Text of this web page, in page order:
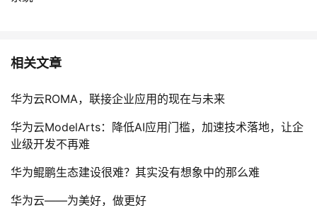
相关文章
华为云ROMA，联接企业应用的现在与未来
华为云ModelArts：降低AI应用门槛，加速技术落地，让企
业级开发不再难
华为鲲鹏生态建设很难？其实没有想象中的那么难
华为云——为美好，做更好